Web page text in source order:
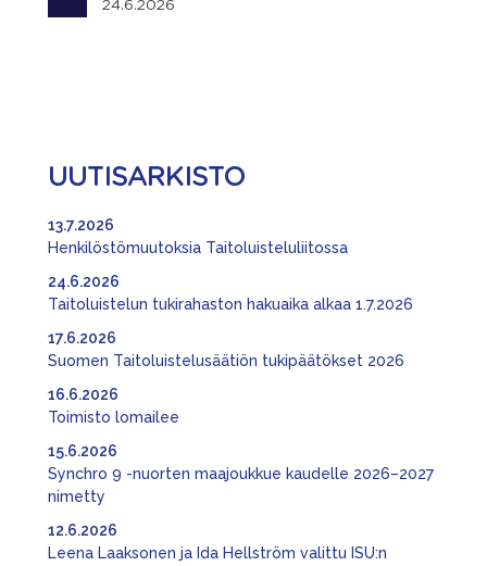
24.6.2026
UUTISARKISTO
Henkilöstömuutoksia Taitoluisteluliitossa
13.7.2026
Taitoluistelun tukirahaston hakuaika alkaa 1.7.2026
24.6.2026
Suomen Taitoluistelusäätiön tukipäätökset 2026
17.6.2026
Toimisto lomailee
16.6.2026
Synchro 9 -nuorten maajoukkue kaudelle 2026–2027
nimetty
15.6.2026
Leena Laaksonen ja Ida Hellström valittu ISU:n
12.6.2026